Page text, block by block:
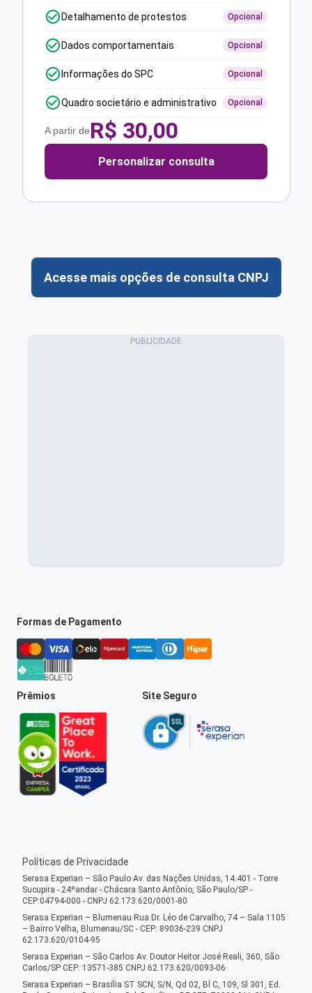
Detalhamento de protestos Opcional
Dados comportamentais Opcional
Informações do SPC Opcional
Quadro societário e administrativo Opcional
A partir deR$ 30,00
Personalizar consulta
Acesse mais opções de consulta CNPJ
Formas de Pagamento
Prêmios Site Seguro
Políticas de Privacidade
Serasa Experian – São Paulo Av. das Nações Unidas, 14.401 - Torre
Sucupira - 24ºandar - Chácara Santo Antônio, São Paulo/SP -
CEP:04794-000 - CNPJ 62.173.620/0001-80
Serasa Experian – Blumenau Rua Dr. Léo de Carvalho, 74 – Sala 1105
– Bairro Velha, Blumenau/SC - CEP: 89036-239 CNPJ
62.173.620/0104-95
Serasa Experian – São Carlos Av. Doutor Heitor José Reali, 360, São
Carlos/SP CEP: 13571-385 CNPJ 62.173.620/0093-06
Serasa Experian – Brasília ST SCN, S/N, Qd 02, Bl C, 109, Sl 301, Ed.